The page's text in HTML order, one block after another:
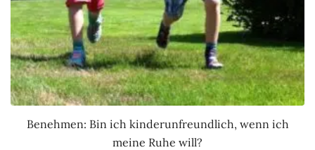
Benehmen: Bin ich kinderunfreundlich, wenn ich
meine Ruhe will?